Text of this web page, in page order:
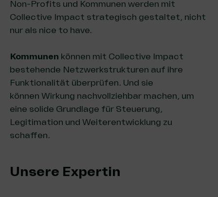
Non-Profits und Kommunen werden mit
Collective Impact strategisch gestaltet, nicht
nur als nice to have.
Kommunen können mit Collective Impact
bestehende Netzwerkstrukturen auf ihre
Funktionalität überprüfen. Und sie
können Wirkung nachvollziehbar machen, um
eine solide Grundlage für Steuerung,
Legitimation und Weiterentwicklung zu
schaffen.
Unsere Expertin